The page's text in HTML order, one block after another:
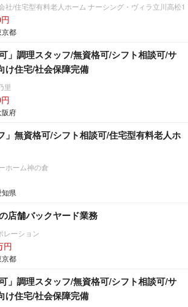
社/住宅型有料老人ホーム ナーシング・ヴィラ立川高松1
京都
可」調理スタッフ/無資格可/シフト相談可/サ
け住宅/社会保障完備
里
阪府
」無資格可/シフト相談可/住宅型有料老人ホ
ホーム神の倉
県
店舗バックヤード業務
レーション
円
京都
可」調理スタッフ/無資格可/シフト相談可/サ
け住宅/社会保障完備